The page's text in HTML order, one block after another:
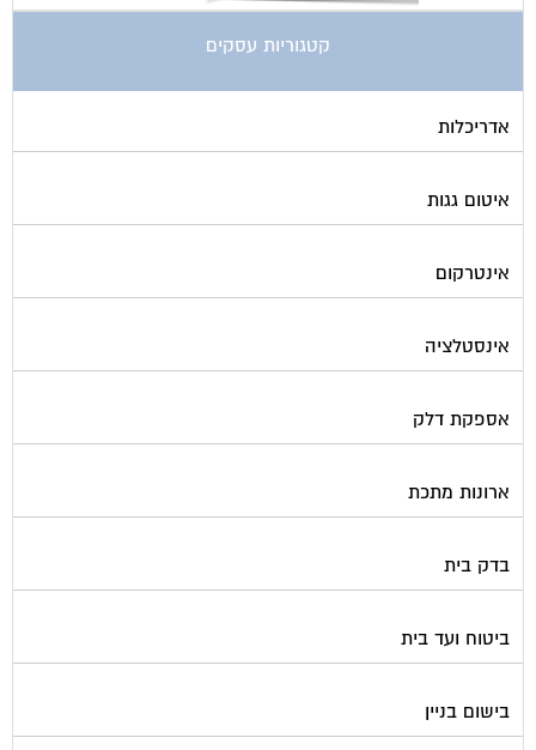
קטגוריות עסקים
אדריכלות
איטום גגות
אינטרקום
אינסטלציה
אספקת דלק
ארונות מתכת
בדק בית
ביטוח ועד בית
בישום בניין